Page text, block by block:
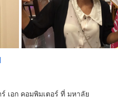
เอก คอมพิมเตอร์ ที่ มหาลัย